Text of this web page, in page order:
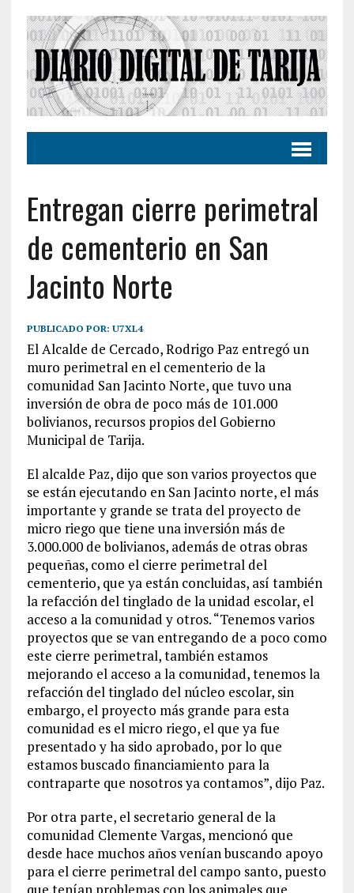
Entregan cierre perimetral
de cementerio en San
Jacinto Norte
PUBLICADO POR: U7XL4
El Alcalde de Cercado, Rodrigo Paz entregó un
muro perimetral en el cementerio de la
comunidad San Jacinto Norte, que tuvo una
inversión de obra de poco más de 101.000
bolivianos, recursos propios del Gobierno
Municipal de Tarija.
El alcalde Paz, dijo que son varios proyectos que
se están ejecutando en San Jacinto norte, el más
importante y grande se trata del proyecto de
micro riego que tiene una inversión más de
3.000.000 de bolivianos, además de otras obras
pequeñas, como el cierre perimetral del
cementerio, que ya están concluidas, así también
la refacción del tinglado de la unidad escolar, el
acceso a la comunidad y otros. “Tenemos varios
proyectos que se van entregando de a poco como
este cierre perimetral, también estamos
mejorando el acceso a la comunidad, tenemos la
refacción del tinglado del núcleo escolar, sin
embargo, el proyecto más grande para esta
comunidad es el micro riego, el que ya fue
presentado y ha sido aprobado, por lo que
estamos buscado financiamiento para la
contraparte que nosotros ya contamos”, dijo Paz.
Por otra parte, el secretario general de la
comunidad Clemente Vargas, mencionó que
desde hace muchos años venían buscando apoyo
para el cierre perimetral del campo santo, puesto
que tenían problemas con los animales que